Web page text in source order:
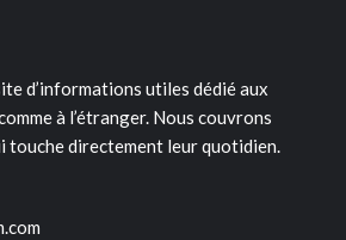
d’informations utiles dédié aux
à l’étranger. Nous couvrons
touche directement leur quotidien.